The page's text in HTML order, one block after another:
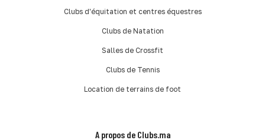
Clubs d'équitation et centres équestres
Clubs de Natation
Salles de Crossfit
Clubs de Tennis
Location de terrains de foot
A propos de Clubs.ma